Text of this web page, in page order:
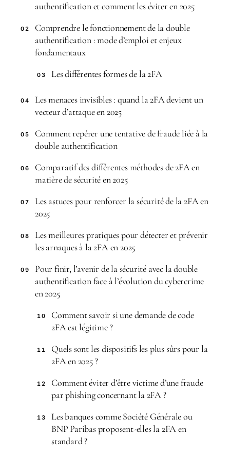
authentification et comment les éviter en 2025
02
Comprendre le fonctionnement de la double
authentification : mode d’emploi et enjeux
fondamentaux
03 Les différentes formes de la 2FA
04
Les menaces invisibles : quand la 2FA devient un
vecteur d’attaque en 2025
05
Comment repérer une tentative de fraude liée à la
double authentification
06
Comparatif des différentes méthodes de 2FA en
matière de sécurité en 2025
07
Les astuces pour renforcer la sécurité de la 2FA en
2025
08
Les meilleures pratiques pour détecter et prévenir
les arnaques à la 2FA en 2025
09
Pour finir, l’avenir de la sécurité avec la double
authentification face à l’évolution du cybercrime
en 2025
10
Comment savoir si une demande de code
2FA est légitime ?
11
Quels sont les dispositifs les plus sûrs pour la
2FA en 2025 ?
12
Comment éviter d’être victime d’une fraude
par phishing concernant la 2FA ?
13
Les banques comme Société Générale ou
BNP Paribas proposent-elles la 2FA en
standard ?